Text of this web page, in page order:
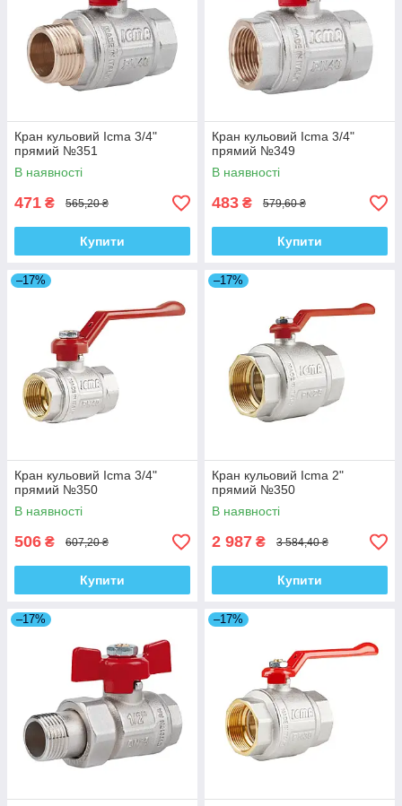
Кран кульовий Icma 3/4"
прямий №351
В наявності
471 ₴ 565,20 ₴
Купити
Кран кульовий Icma 3/4"
прямий №349
В наявності
483 ₴ 579,60 ₴
Купити
–17%
Кран кульовий Icma 3/4"
прямий №350
В наявності
506 ₴ 607,20 ₴
Купити
–17%
Кран кульовий Icma 2"
прямий №350
В наявності
2 987 ₴ 3 584,40 ₴
Купити
–17% –17%